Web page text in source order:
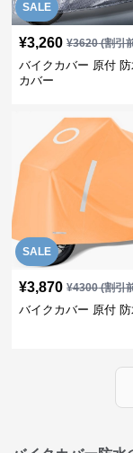
SALE
¥3,260 ¥3620(割引
バイクカバー 原付
カバー
SALE
¥3,870 ¥4300(割引
バイクカバー 原付